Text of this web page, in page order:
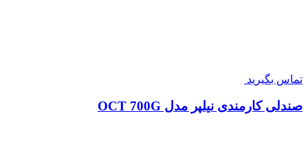
تماس بگیرید
صندلی کارمندی نیلپر مدل OCT 700G